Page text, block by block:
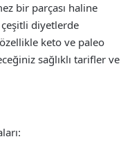
bir parçası haline
çeşitli diyetlerde
keto ve paleo
sağlıklı tarifler ve